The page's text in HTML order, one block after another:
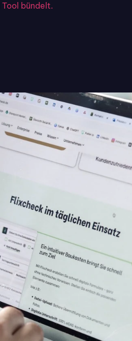
bündelt.
sondern
der Applikation
einheitlichen
. Wie in einem
Der besondere
sind.
über
Datei-Upload – all das
, was sich gerade
Einsparungen von